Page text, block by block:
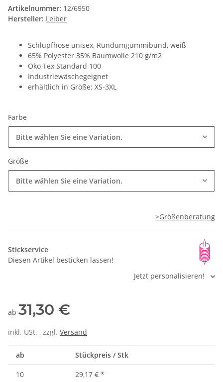
Artikelnummer: 12/6950
Hersteller: Leiber
Schlupfhose unisex, Rundumgummibund, weiß
65% Polyester 35% Baumwolle 210 g/m2
Öko Tex Standard 100
Industriewäschegeignet
erhältlich in Größe: XS-3XL
Farbe
Bitte wählen Sie eine Variation.
Größe
Bitte wählen Sie eine Variation.
>Größenberatung
Stickservice
Diesen Artikel besticken lassen!
Jetzt personalisieren!
ab 31,30 €
inkl. USt. , zzgl. Versand
ab Stückpreis / Stk
10 29,17 € *